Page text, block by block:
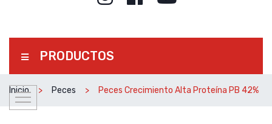
PRODUCTOS
Inicio Peces Peces Crecimiento Alta Proteína PB 42%